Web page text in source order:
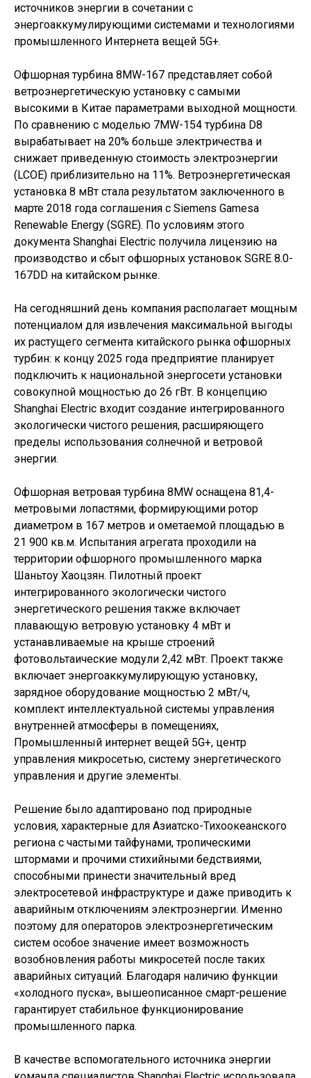
источников энергии в сочетании с
энергоаккумулирующими системами и технологиями
промышленного Интернета вещей 5G+.
Офшорная турбина 8MW-167 представляет собой
ветроэнергетическую установку с самыми
высокими в Китае параметрами выходной мощности.
По сравнению с моделью 7MW-154 турбина D8
вырабатывает на 20% больше электричества и
снижает приведенную стоимость электроэнергии
(LCOE) приблизительно на 11%. Ветроэнергетическая
установка 8 мВт стала результатом заключенного в
марте 2018 года соглашения с Siemens Gamesa
Renewable Energy (SGRE). По условиям этого
документа Shanghai Electric получила лицензию на
производство и сбыт офшорных установок SGRE 8.0-
167DD на китайском рынке.
На сегодняшний день компания располагает мощным
потенциалом для извлечения максимальной выгоды
их растущего сегмента китайского рынка офшорных
турбин: к концу 2025 года предприятие планирует
подключить к национальной энергосети установки
совокупной мощностью до 26 гВт. В концепцию
Shanghai Electric входит создание интегрированного
экологически чистого решения, расширяющего
пределы использования солнечной и ветровой
энергии.
Офшорная ветровая турбина 8MW оснащена 81,4-
метровыми лопастями, формирующими ротор
диаметром в 167 метров и ометаемой площадью в
21 900 кв.м. Испытания агрегата проходили на
территории офшорного промышленного марка
Шаньтоу Хаоцзян. Пилотный проект
интегрированного экологически чистого
энергетического решения также включает
плавающую ветровую установку 4 мВт и
устанавливаемые на крыше строений
фотовольтаические модули 2,42 мВт. Проект также
включает энергоаккумулирующую установку,
зарядное оборудование мощностью 2 мВт/ч,
комплект интеллектуальной системы управления
внутренней атмосферы в помещениях,
Промышленный интернет вещей 5G+, центр
управления микросетью, систему энергетического
управления и другие элементы.
Решение было адаптировано под природные
условия, характерные для Азиатско-Тихоокеанского
региона с частыми тайфунами, тропическими
штормами и прочими стихийными бедствиями,
способными принести значительный вред
электросетевой инфраструктуре и даже приводить к
аварийным отключениям электроэнергии. Именно
поэтому для операторов электроэнергетическим
систем особое значение имеет возможность
возобновления работы микросетей после таких
аварийных ситуаций. Благодаря наличию функции
«холодного пуска», вышеописанное смарт-решение
гарантирует стабильное функционирование
промышленного парка.
В качестве вспомогательного источника энергии